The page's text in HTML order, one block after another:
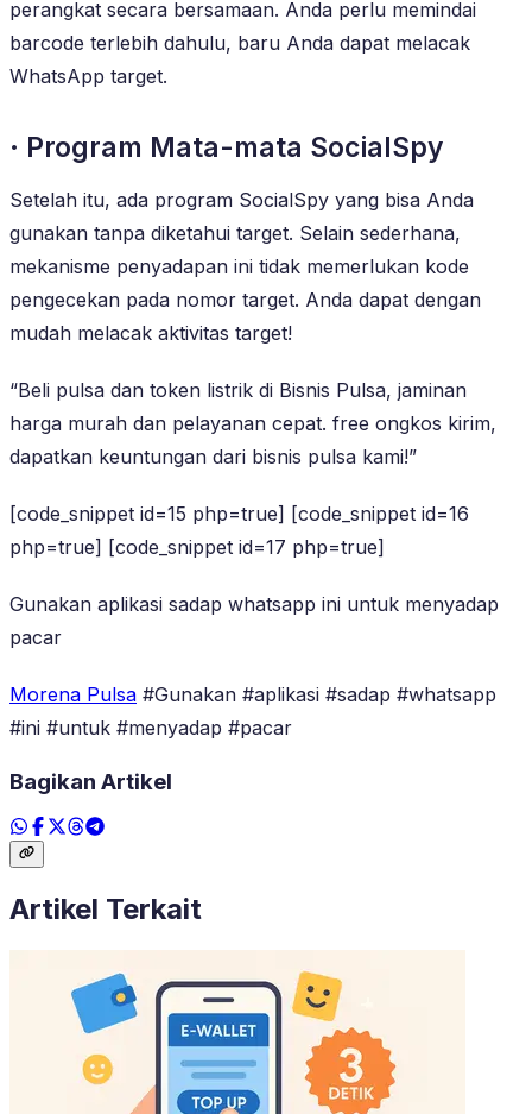
perangkat secara bersamaan. Anda perlu memindai
barcode terlebih dahulu, baru Anda dapat melacak
WhatsApp target.
· Program Mata-mata SocialSpy
Setelah itu, ada program SocialSpy yang bisa Anda
gunakan tanpa diketahui target. Selain sederhana,
mekanisme penyadapan ini tidak memerlukan kode
pengecekan pada nomor target. Anda dapat dengan
mudah melacak aktivitas target!
“Beli pulsa dan token listrik di Bisnis Pulsa, jaminan
harga murah dan pelayanan cepat. free ongkos kirim,
dapatkan keuntungan dari bisnis pulsa kami!”
[code_snippet id=15 php=true] [code_snippet id=16
php=true] [code_snippet id=17 php=true]
Gunakan aplikasi sadap whatsapp ini untuk menyadap
pacar
Morena Pulsa #Gunakan #aplikasi #sadap #whatsapp
#ini #untuk #menyadap #pacar
Bagikan Artikel
Artikel Terkait